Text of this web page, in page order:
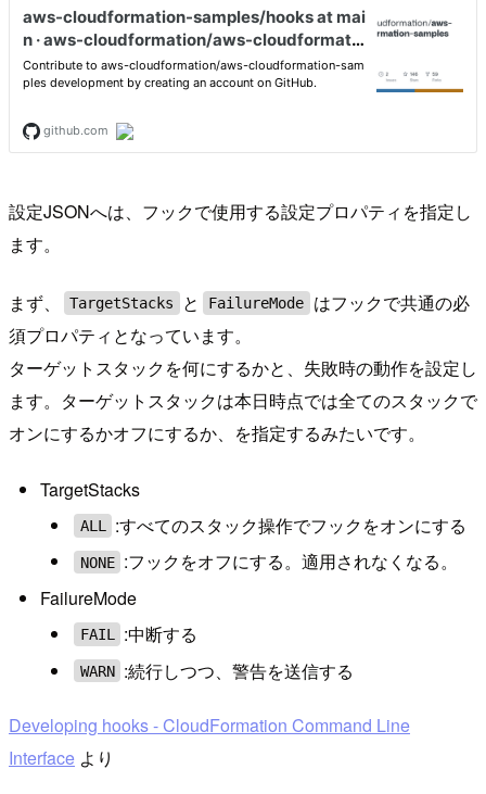
設定JSONへは、フックで使用する設定プロパティを指定し
ます。
まず、 TargetStacks と FailureMode
はフックで共通の必
須プロパティとなっています。
ターゲットスタックを何にするかと、失敗時の動作を設定し
ます。ターゲットスタックは本日時点では全てのスタックで
オンにするかオフにするか、を指定するみたいです。
TargetStacks
ALL :すべてのスタック操作でフックをオンにする
NONE :フックをオフにする。適用されなくなる。
FailureMode
FAIL :中断する
WARN :続行しつつ、警告を送信する
Developing hooks - CloudFormation Command Line
Interface より